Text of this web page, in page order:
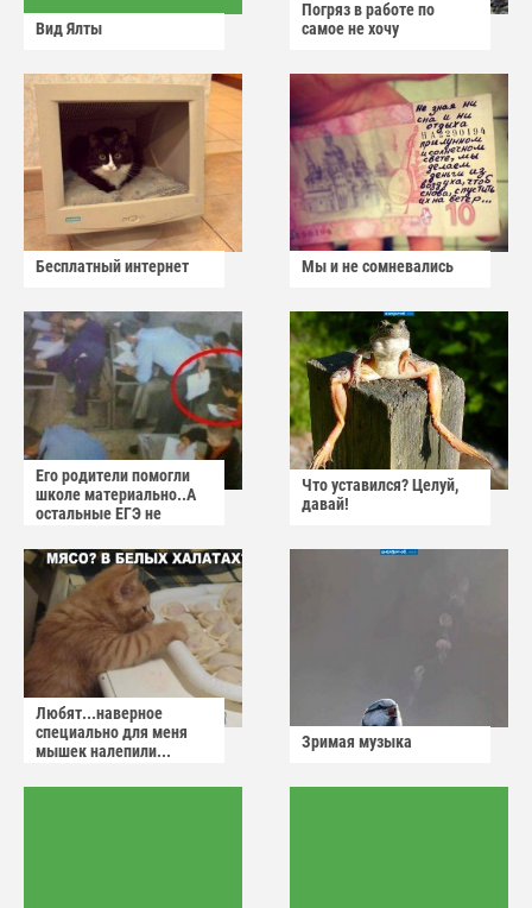
Вид Ялты
Погряз в работе по
самое не хочу
Бесплатный интернет Мы и не сомневались
Его родители помогли
школе материально..А
остальные ЕГЭ не
Что уставился? Целуй,
давай!
Любят...наверное
специально для меня
мышек налепили...
Зримая музыка